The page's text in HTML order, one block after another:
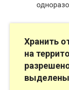
Хранить
на
выделены